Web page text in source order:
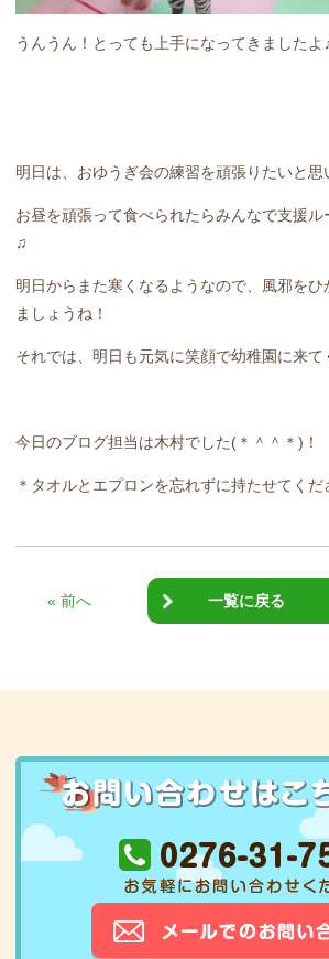
うんうん！とっても上手になってきましたよ
明日は、おゆうぎ会の練習を頑張りたいと思
お昼を頑張って食べられたらみんなで支援
♫
明日からまた寒くなるようなので、風邪を
ましょうね！
それでは、明日も元気に笑顔で幼稚園に来て
今日のブログ担当は木村でした(＊＾＾＊)！
＊タオルとエプロンを忘れずに持たせてくだ
« 前へ 一覧に戻る